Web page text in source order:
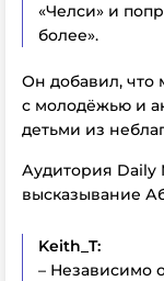
«Челси» и
более».
Он добавил, что
с молодёжью и
детьми из
Аудитория Daily
высказывание
Keith_T:
– Независимо